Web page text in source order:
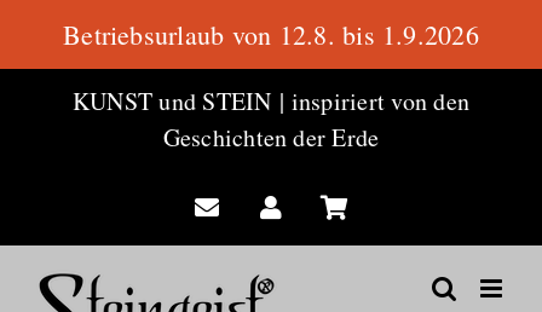
KUNST und STEIN | inspiriert von den
Geschichten der Erde
Betriebsurlaub von 12.8. bis 1.9.2026